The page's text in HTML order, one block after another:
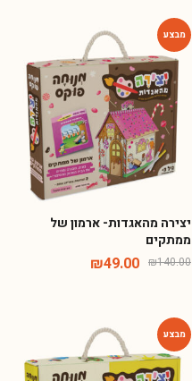
יצירה מהאגדות- ארמון של
ממתקים
₪140.00
₪49.00